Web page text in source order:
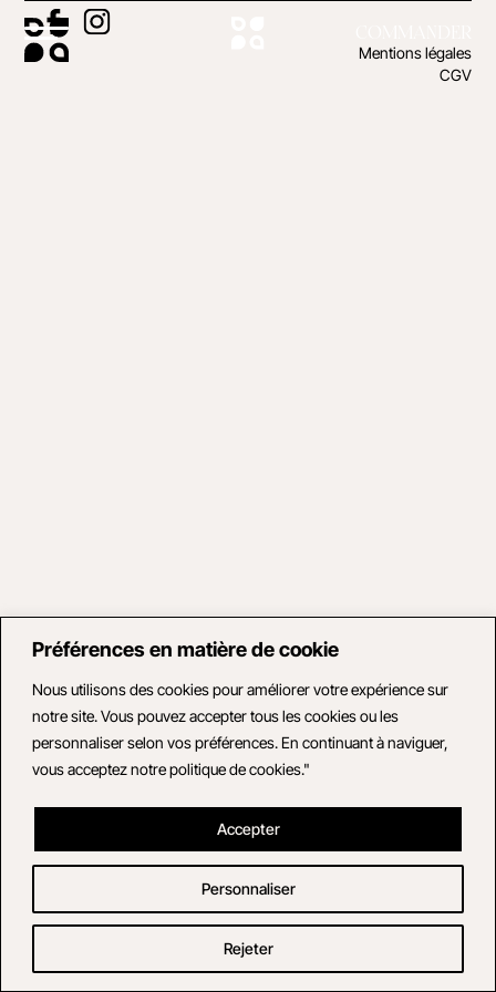
Préférences en matière de cookie
Nous utilisons des cookies pour améliorer votre expérience sur
notre site. Vous pouvez accepter tous les cookies ou les
personnaliser selon vos préférences. En continuant à naviguer,
vous acceptez notre politique de cookies."
Personnaliser
Rejeter
Accepter
Mentions légales
CGV